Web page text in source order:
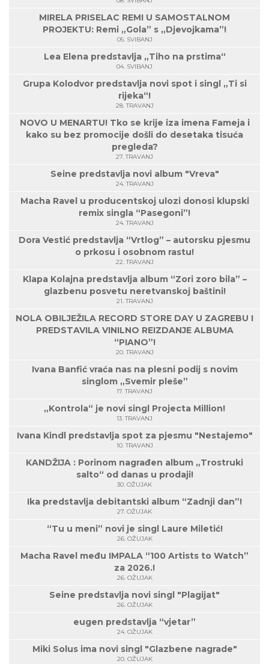
MIRELA PRISELAC REMI U SAMOSTALNOM
PROJEKTU: Remi „Gola” s „Djevojkama”!
05. SVIBANJ
Lea Elena predstavlja „Tiho na prstima“
04. SVIBANJ
Grupa Kolodvor predstavlja novi spot i singl „Ti si
rijeka“!
28. TRAVANJ
NOVO U MENARTU! Tko se krije iza imena Fameja i
kako su bez promocije došli do desetaka tisuća
pregleda?
27. TRAVANJ
Seine predstavlja novi album "Vreva"
24. TRAVANJ
Macha Ravel u producentskoj ulozi donosi klupski
remix singla “Pasegoni”!
24. TRAVANJ
Dora Vestić predstavlja “Vrtlog” – autorsku pjesmu
o prkosu i osobnom rastu!
22. TRAVANJ
Klapa Kolajna predstavlja album “Zori zoro bila” –
glazbenu posvetu neretvanskoj baštini!
21. TRAVANJ
NOLA OBILJEŽILA RECORD STORE DAY U ZAGREBU I
PREDSTAVILA VINILNO REIZDANJE ALBUMA
“PIANO”!
20. TRAVANJ
Ivana Banfić vraća nas na plesni podij s novim
singlom „Svemir pleše”
17. TRAVANJ
„Kontrola“ je novi singl Projecta Million!
13. TRAVANJ
Ivana Kindl predstavlja spot za pjesmu "Nestajemo"
10. TRAVANJ
KANDŽIJA : Porinom nagrađen album „Trostruki
salto“ od danas u prodaji!
30. OŽUJAK
Ika predstavlja debitantski album “Zadnji dan”!
27. OŽUJAK
“Tu u meni” novi je singl Laure Miletić!
26. OŽUJAK
Macha Ravel među IMPALA “100 Artists to Watch”
za 2026.!
26. OŽUJAK
Seine predstavlja novi singl "Plagijat"
26. OŽUJAK
eugen predstavlja “vjetar”
24. OŽUJAK
Miki Solus ima novi singl "Glazbene nagrade"
20. OŽUJAK